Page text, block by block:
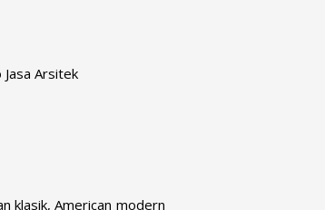
Arsitek
klasik, American modern